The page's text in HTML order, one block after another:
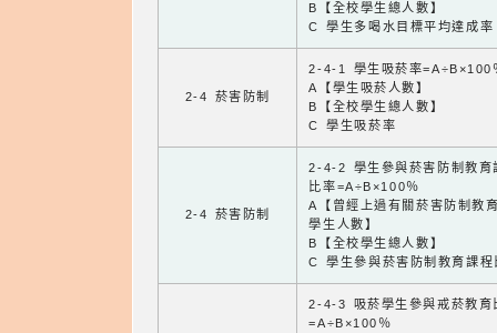
B【全校學生總人數】
C 學生多喝水目標平均達成率
2-4 菸害防制
2-4-1 學生吸菸率=A÷B×100
A【學生吸菸人數】
B【全校學生總人數】
C 學生吸菸率
2-4 菸害防制
2-4-2 學生參與菸害防制教育
比率=A÷B×100％
A【曾經上過有關菸害防制教
學生人數】
B【全校學生總人數】
C 學生參與菸害防制教育課程
2-4-3 吸菸學生參與戒菸教育
=A÷B×100％